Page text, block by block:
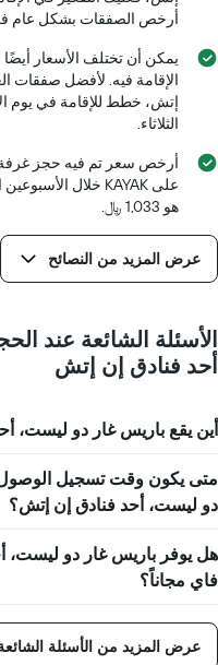
الأيام
قبل
الإقامة
يتضمن
المخطط
التالي
محور
الذي
يعرض
متوسط
سعر
غرفة
أرخص الصفقات بشكل عام
يمكن أن تختلف الأسعار أيضًا
الإقامة فيه. لأفضل صفقات
إتش، خطط للإقامة في يوم
الثلاثاء.
أرخص سعر تم فيه حجز
هو 1,033 ﷼.
عرض المزيد من النصائح
الأسئلة الشائعة عند
أحد فنادق إن إتش
أين يقع باريس غار دو ليست،
متى يكون وقت تسجيل
دو ليست، أحد فنادق إن إتش؟
هل يوفر باريس غار دو ليست،
فاي مجاناً؟
عرض المزيد من الأسئلة